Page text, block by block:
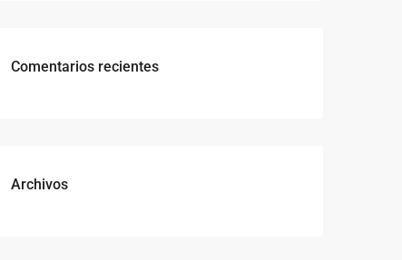
Comentarios recientes
Archivos